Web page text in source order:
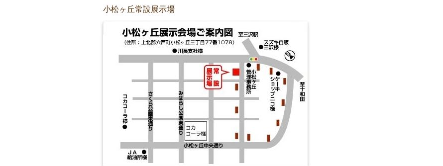
小松ヶ丘常設展示場